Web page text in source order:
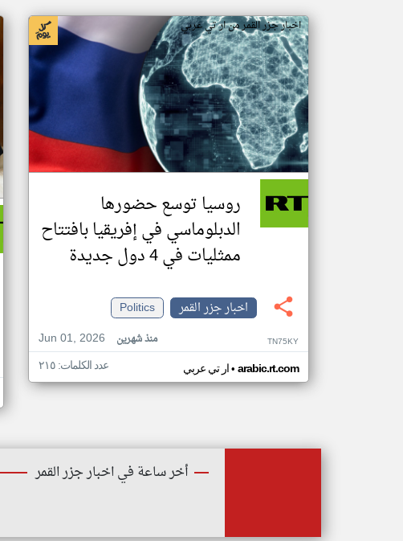
اخبار جزر القمر من ار تي عربي
روسيا توسع حضورها
الدبلوماسي في إفريقيا بافتتاح
ممثليات في 4 دول جديدة
اخبار جزر القمر
Politics
Jun 01, 2026
منذ شهرين TN75KY
ار تي عربي• arabic.rt.com عدد الكلمات: ٢١٥
أخر ساعة في اخبار جزر القمر